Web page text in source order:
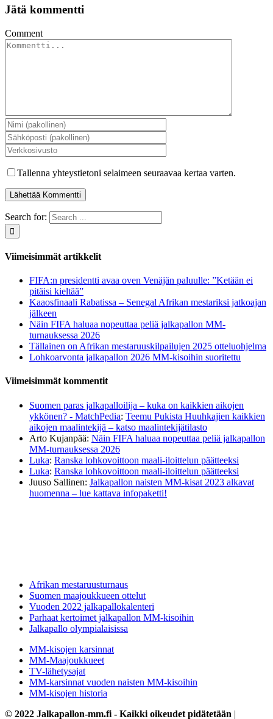
Jätä kommentti
Comment
Tallenna yhteystietoni selaimeen seuraavaa kertaa varten.
Search for:
Viimeisimmät artikkelit
FIFA:n presidentti avaa oven Venäjän paluulle: ”Ketään ei
pitäisi kieltää”
Kaaosfinaali Rabatissa – Senegal Afrikan mestariksi jatkoajan
jälkeen
Näin FIFA haluaa nopeuttaa peliä jalkapallon MM-
turnauksessa 2026
Tällainen on Afrikan mestaruuskilpailujen 2025 otteluohjelma
Lohkoarvonta jalkapallon 2026 MM-kisoihin suoritettu
Viimeisimmät kommentit
Suomen paras jalkapalloilija – kuka on kaikkien aikojen
ykkönen? - MatchPedia: Teemu Pukista Huuhkajien kaikkien
aikojen maalintekijä – katso maalintekijätilasto
Arto Kujanpää: Näin FIFA haluaa nopeuttaa peliä jalkapallon
MM-turnauksessa 2026
Luka: Ranska lohkovoittoon maali-iloittelun päätteeksi
Luka: Ranska lohkovoittoon maali-iloittelun päätteeksi
Juuso Sallinen: Jalkapallon naisten MM-kisat 2023 alkavat
huomenna – lue kattava infopaketti!
Afrikan mestaruusturnaus
Suomen maajoukkueen ottelut
Vuoden 2022 jalkapallokalenteri
Parhaat kertoimet jalkapallon MM-kisoihin
Jalkapallo olympialaisissa
MM-kisojen karsinnat
MM-Maajoukkueet
TV-lähetysajat
MM-karsinnat vuoden naisten MM-kisoihin
MM-kisojen historia
© 2022 Jalkapallon-mm.fi - Kaikki oikeudet pidätetään |